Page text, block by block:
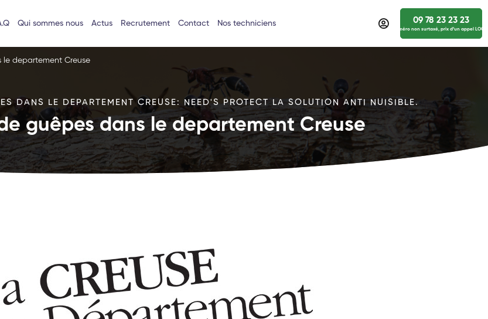
Qui sommes nous Actus Recrutement Contact Nos techniciens 09 78 23 23 23
numéro non surtaxé, prix d’un appel
departement Creuse
DANS LE DEPARTEMENT CREUSE: NEED'S PROTECT LA SOLUTION ANTI NUISIBLE.
guêpes dans le departement Creuse